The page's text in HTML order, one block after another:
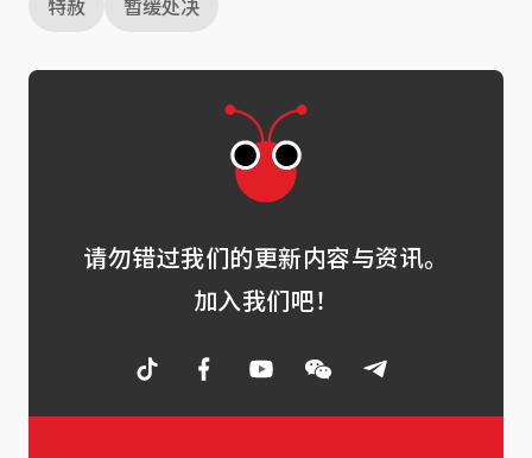
特赦
暂缓处决
请勿错过我们的更新内容与资讯。
加入我们吧！